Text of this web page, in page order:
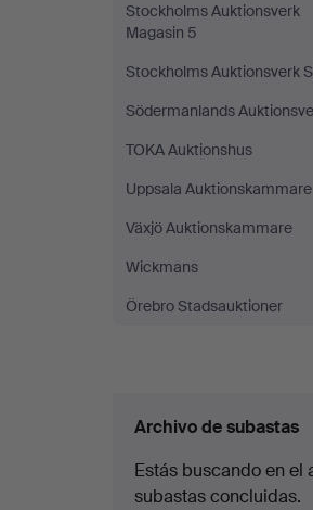
Stockholms Auktionsverk
Magasin 5
Stockholms Auktionsverk
Södermanlands
TOKA Auktionshus
Uppsala Auktionskammare
Växjö Auktionskammare
Wickmans
Örebro Stadsauktioner
Archivo de subastas
Estás buscando en el
subastas concluidas.